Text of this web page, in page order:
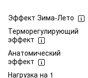
Эффект Зима-Лето
Терморегулирующий
эффект
Анатомический
эффект
Нагрузка на 1